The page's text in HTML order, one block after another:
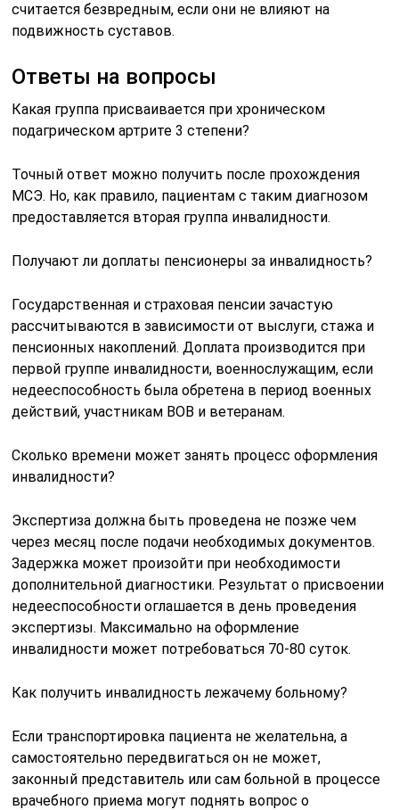
считается безвредным, если они не влияют на
подвижность суставов.
Ответы на вопросы
Какая группа присваивается при хроническом
подагрическом артрите 3 степени?
Точный ответ можно получить после прохождения
МСЭ. Но, как правило, пациентам с таким диагнозом
предоставляется вторая группа инвалидности.
Получают ли доплаты пенсионеры за инвалидность?
Государственная и страховая пенсии зачастую
рассчитываются в зависимости от выслуги, стажа и
пенсионных накоплений. Доплата производится при
первой группе инвалидности, военнослужащим, если
недееспособность была обретена в период военных
действий, участникам ВОВ и ветеранам.
Сколько времени может занять процесс оформления
инвалидности?
Экспертиза должна быть проведена не позже чем
через месяц после подачи необходимых документов.
Задержка может произойти при необходимости
дополнительной диагностики. Результат о присвоении
недееспособности оглашается в день проведения
экспертизы. Максимально на оформление
инвалидности может потребоваться 70-80 суток.
Как получить инвалидность лежачему больному?
Если транспортировка пациента не желательна, а
самостоятельно передвигаться он не может,
законный представитель или сам больной в процессе
врачебного приема могут поднять вопрос о